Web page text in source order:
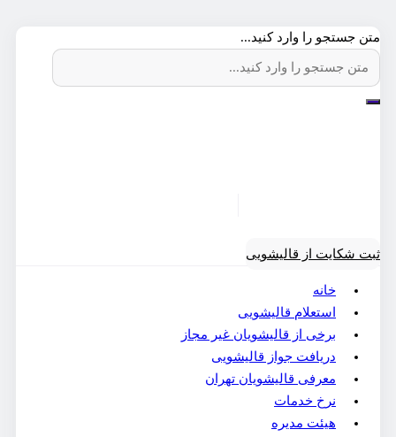
متن جستجو را وارد کنید...
ثبت شکایت از قالیشویی
خانه
استعلام قالیشویی
برخی از قالیشویان غیر مجاز
دریافت جواز قالیشویی
معرفی قالیشویان تهران
نرخ خدمات
هیئت مدیره